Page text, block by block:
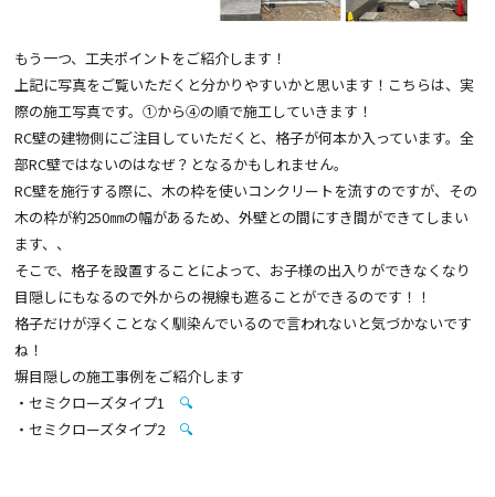
もう一つ、工夫ポイントをご紹介します！
上記に写真をご覧いただくと分かりやすいかと思います！こちらは、実
際の施工写真です。①から④の順で施工していきます！
RC壁の建物側にご注目していただくと、格子が何本か入っています。全
部RC壁ではないのはなぜ？となるかもしれません。
RC壁を施行する際に、木の枠を使いコンクリートを流すのですが、その
木の枠が約250㎜の幅があるため、外壁との間にすき間ができてしまい
ます、、
そこで、格子を設置することによって、お子様の出入りができなくなり
目隠しにもなるので外からの視線も遮ることができるのです！！
格子だけが浮くことなく馴染んでいるので言われないと気づかないです
ね！
塀目隠しの施工事例をご紹介します
・セミクローズタイプ1 🔍
・セミクローズタイプ2 🔍